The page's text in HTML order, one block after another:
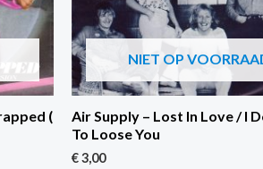
(
NIET OP
Air Supply – Lost In Love / I
To Loose You
€3,00